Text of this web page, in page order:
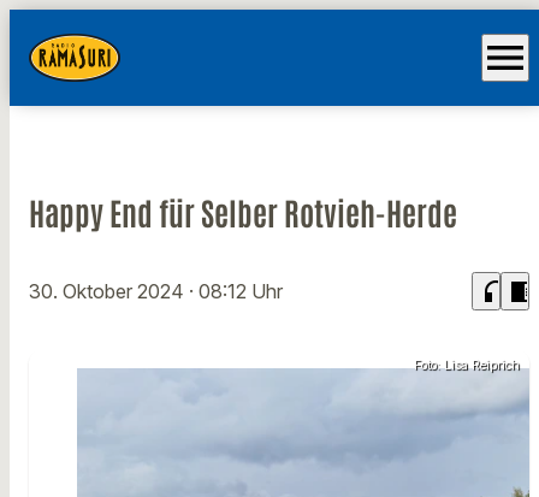
menu
Happy End für Selber Rotvieh-Herde
30. Oktober 2024 · 08:12 Uhr headphones chrome_reader_mode
Foto: Lisa Reiprich